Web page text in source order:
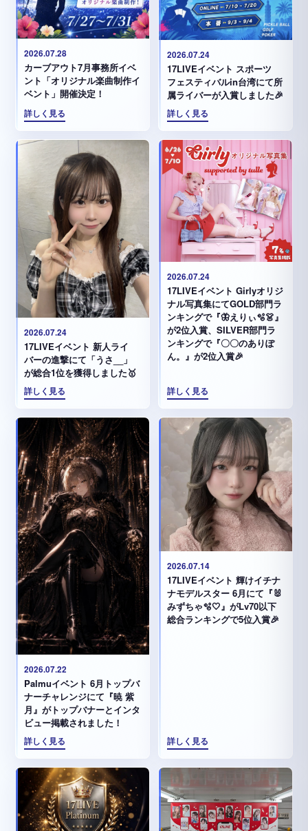
2026.07.28
カーブアウト7月事務所イベ
ント「オリジナル楽曲制作イ
ベント」開催決定！
詳しく見る
2026.07.24
17LIVEイベント スポーツ
フェスティバルin台湾にて所
属ライバーが入賞しました🎉
詳しく見る
2026.07.24
17LIVEイベント 新人ライ
バーの進撃にて「うさ__」
が総合1位を獲得しました🥇
詳しく見る
2026.07.24
17LIVEイベント Girlyオリジ
ナル写真集にてGOLD部門ラ
ンキングで『🦋えりぃ🫧👗』
が2位入賞、SILVER部門ラ
ンキングで『〇〇のありぽ
ん。』が2位入賞🎉
詳しく見る
2026.07.22
Palmuイベント 6月トップバ
ナーチャレンジにて『暁 紫
月』がトップバナーとインタ
ビュー掲載されました！
詳しく見る
2026.07.14
17LIVEイベント 輝けイチナ
ナモデルスター 6月にて『🐰
みずちゃ️🫧🤍』がLv70以下
総合ランキングで5位入賞🎉
詳しく見る